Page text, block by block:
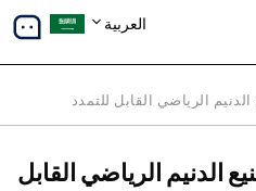
العربية
الرياضي القابل للتمدد
الرياضي القابل